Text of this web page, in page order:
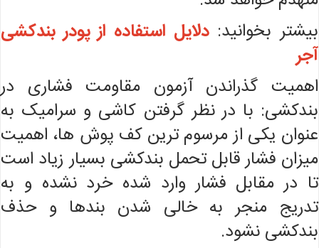
بیشتر بخوانید:دلایل استفاده از پودر بندکشی
آجر
اهمیت گذراندن آزمون مقاومت فشاری در
بندکشی: با در نظر گرفتن کاشی و سرامیک به
عنوان یکی از مرسوم ترین کف پوش ها، اهمیت
میزان فشار قابل تحمل بندکشی بسیار زیاد است
تا در مقابل فشار وارد شده خرد نشده و به
تدریج منجر به خالی شدن بندها و حذف
بندکشی نشود.